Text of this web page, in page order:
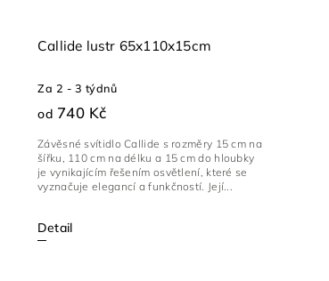
Callide lustr 65x110x15cm
Za 2 - 3 týdnů
od 740 Kč
Detail
Závěsné svítidlo Callide s rozměry 15 cm na
šířku, 110 cm na délku a 15 cm do hloubky
je vynikajícím řešením osvětlení, které se
vyznačuje elegancí a funkčností. Její...